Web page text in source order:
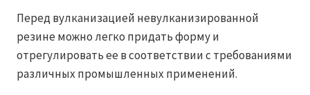
Перед вулканизацией невулканизированной
резине можно легко придать форму и
отрегулировать ее в соответствии с требованиями
различных промышленных применений.